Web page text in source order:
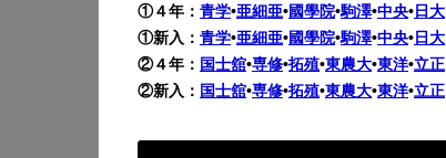
①４年： 青学•亜細亜•國學院•駒澤•中央•日大
①新入： 青学•亜細亜•國學院•駒澤•中央•日大
②４年： 国士舘•専修•拓殖•東農大•東洋•立正
②新入： 国士舘•専修•拓殖•東農大•東洋•立正